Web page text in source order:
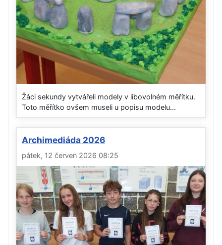
Žáci sekundy vytvářeli modely v libovolném měřítku.
Toto měřítko ovšem museli u popisu modelu...
Archimediáda 2026
pátek, 12 červen 2026 08:25